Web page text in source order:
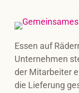
Essen auf
Unternehmen
der Mitarbeiter
die Lieferung